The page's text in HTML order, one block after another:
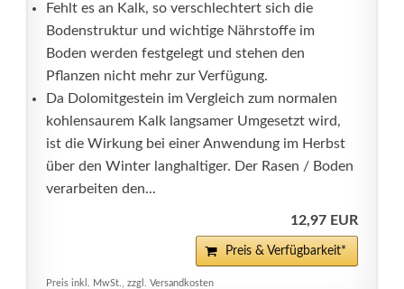
Fehlt es an Kalk, so verschlechtert sich die
Bodenstruktur und wichtige Nährstoffe im
Boden werden festgelegt und stehen den
Pflanzen nicht mehr zur Verfügung.
Da Dolomitgestein im Vergleich zum normalen
kohlensaurem Kalk langsamer Umgesetzt wird,
ist die Wirkung bei einer Anwendung im Herbst
über den Winter langhaltiger. Der Rasen / Boden
verarbeiten den...
12,97 EUR
Preis & Verfügbarkeit*
Preis inkl. MwSt., zzgl. Versandkosten